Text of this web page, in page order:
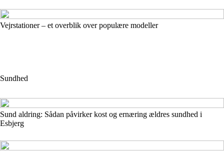
Vejrstationer – et overblik over populære modeller
Sundhed
Sund aldring: Sådan påvirker kost og ernæring ældres sundhed i
Esbjerg